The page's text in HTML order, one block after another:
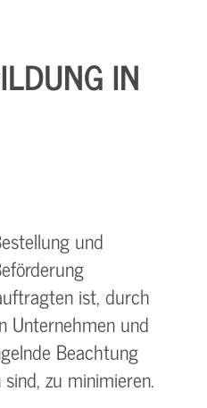
IN
und
ist, durch
Unternehmen und
Beachtung
zu minimieren.